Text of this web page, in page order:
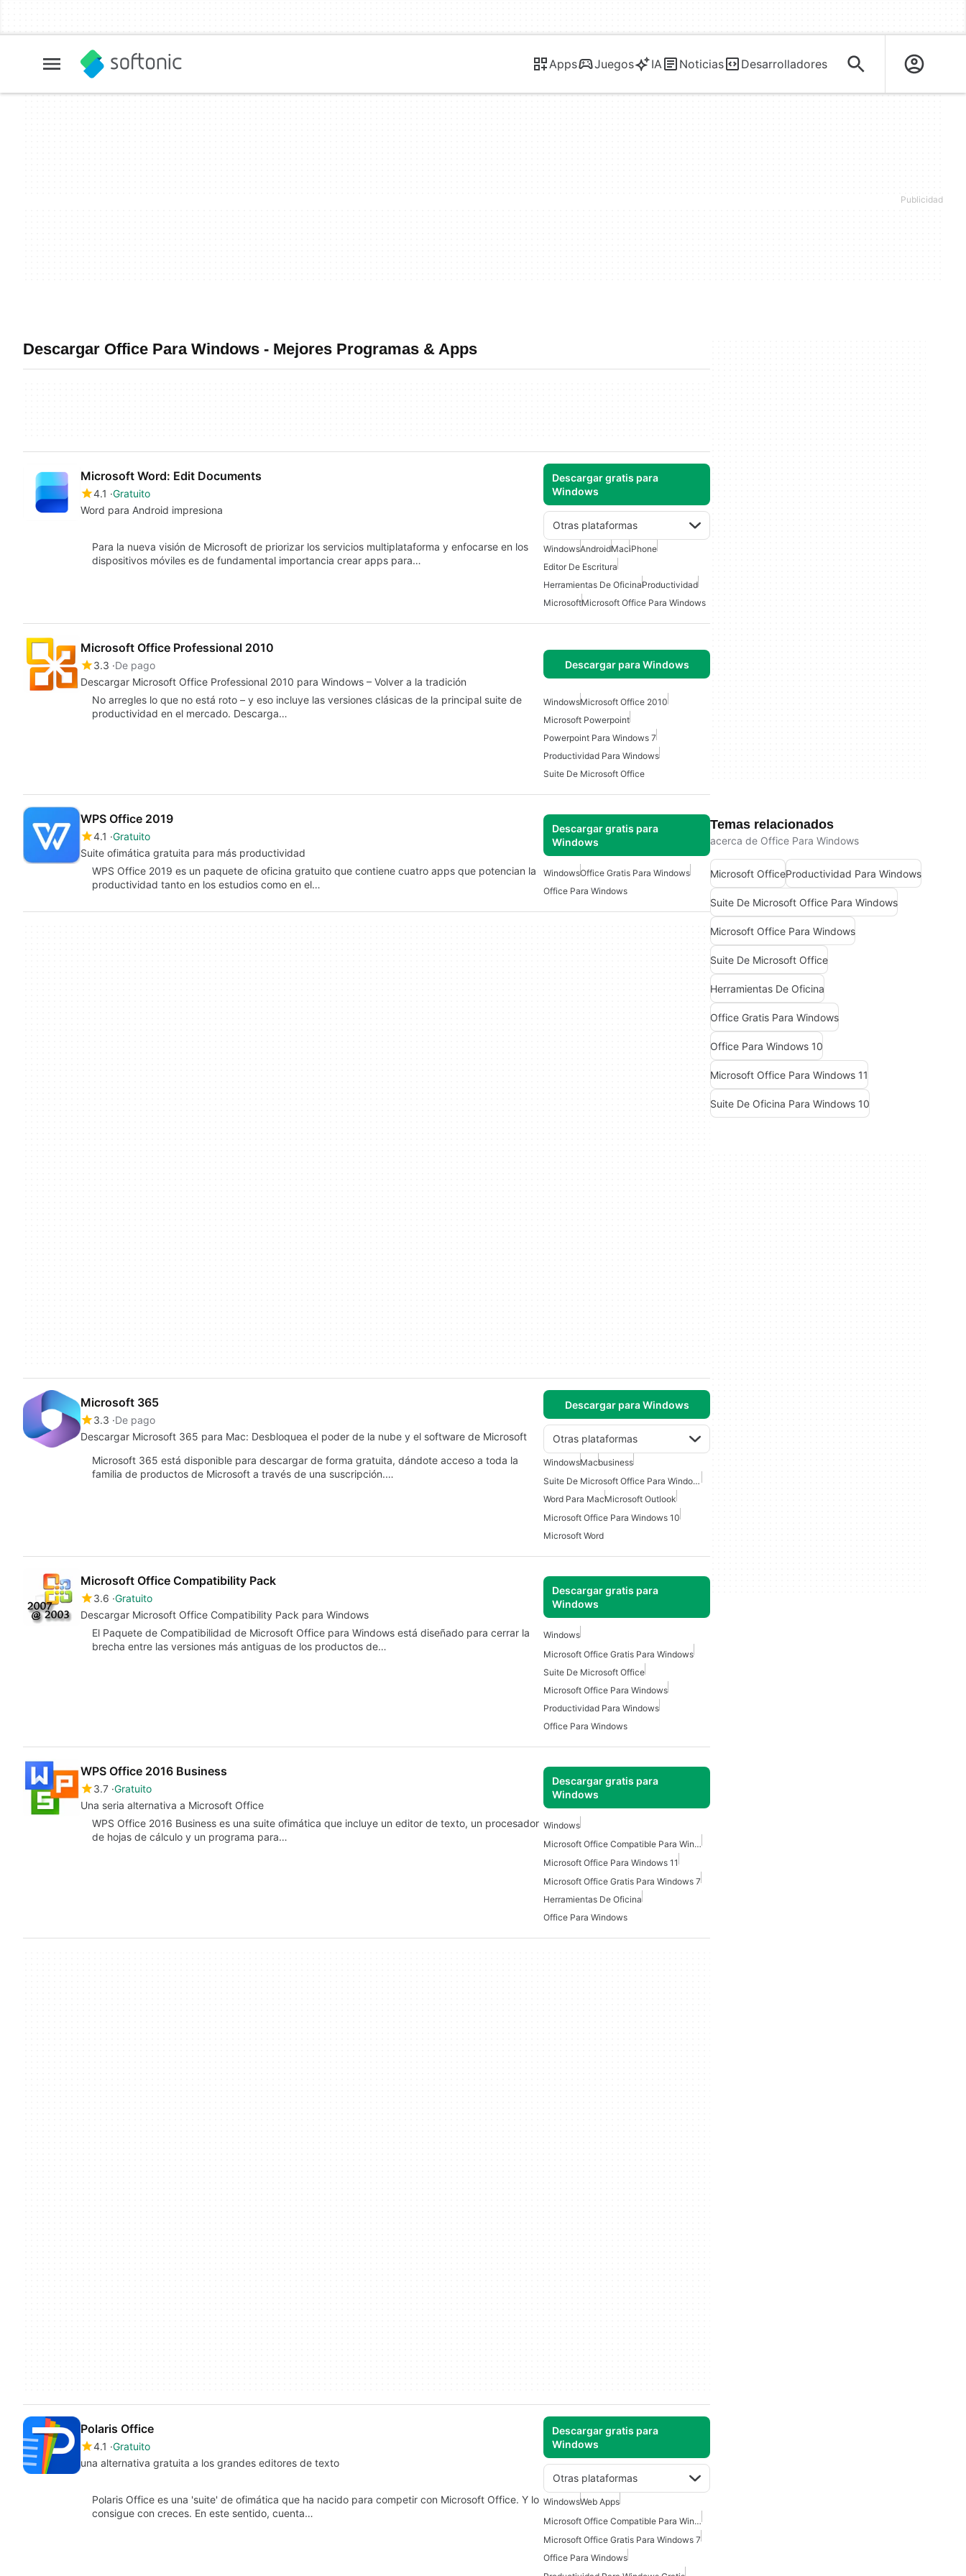
Apps Juegos IA Noticias Desarrolladores
Descargar Office Para Windows - Mejores Programas & Apps
Microsoft Word: Edit Documents
4.1 Gratuito
Word para Android impresiona
Descargar gratis para
Windows
Otras plataformas
Para la nueva visión de Microsoft de priorizar los servicios multiplataforma y enfocarse en los
dispositivos móviles es de fundamental importancia crear apps para…
WindowsAndroidMaciPhone
Editor De Escritura
Herramientas De OficinaProductividad
MicrosoftMicrosoft Office Para Windows
Microsoft Office Professional 2010
3.3 De pago
Descargar Microsoft Office Professional 2010 para Windows – Volver a la tradición
Descargar para Windows
No arregles lo que no está roto – y eso incluye las versiones clásicas de la principal suite de
productividad en el mercado. Descarga…
WindowsMicrosoft Office 2010
Microsoft Powerpoint
Powerpoint Para Windows 7
Productividad Para Windows
Suite De Microsoft Office
WPS Office 2019
4.1 Gratuito
Suite ofimática gratuita para más productividad
Descargar gratis para
Windows
WPS Office 2019 es un paquete de oficina gratuito que contiene cuatro apps que potencian la
productividad tanto en los estudios como en el…
WindowsOffice Gratis Para Windows
Office Para Windows
Microsoft 365
3.3 De pago
Descargar Microsoft 365 para Mac: Desbloquea el poder de la nube y el software de Microsoft
Descargar para Windows
Otras plataformas
Microsoft 365 está disponible para descargar de forma gratuita, dándote acceso a toda la
familia de productos de Microsoft a través de una suscripción.…
WindowsMacbusiness
Suite De Microsoft Office Para Windows 7
Word Para MacMicrosoft Outlook
Microsoft Office Para Windows 10
Microsoft Word
Microsoft Office Compatibility Pack
3.6 Gratuito
Descargar Microsoft Office Compatibility Pack para Windows
Descargar gratis para
Windows
El Paquete de Compatibilidad de Microsoft Office para Windows está diseñado para cerrar la
brecha entre las versiones más antiguas de los productos de…
Windows
Microsoft Office Gratis Para Windows
Suite De Microsoft Office
Microsoft Office Para Windows
Productividad Para Windows
Office Para Windows
WPS Office 2016 Business
3.7 Gratuito
Una seria alternativa a Microsoft Office
Descargar gratis para
Windows
WPS Office 2016 Business es una suite ofimática que incluye un editor de texto, un procesador
de hojas de cálculo y un programa para…
Windows
Microsoft Office Compatible Para Windows 7
Microsoft Office Para Windows 11
Microsoft Office Gratis Para Windows 7
Herramientas De Oficina
Office Para Windows
Polaris Office
4.1 Gratuito
una alternativa gratuita a los grandes editores de texto
Descargar gratis para
Windows
Otras plataformas
Polaris Office es una 'suite' de ofimática que ha nacido para competir con Microsoft Office. Y lo
consigue con creces. En este sentido, cuenta…
WindowsWeb Apps
Microsoft Office Compatible Para Windows 7
Microsoft Office Gratis Para Windows 7
Office Para Windows
Temas relacionados
acerca de Office Para Windows
Microsoft OfficeProductividad Para Windows
Suite De Microsoft Office Para Windows
Microsoft Office Para Windows
Suite De Microsoft Office
Herramientas De Oficina
Office Gratis Para Windows
Office Para Windows 10
Microsoft Office Para Windows 11
Suite De Oficina Para Windows 10